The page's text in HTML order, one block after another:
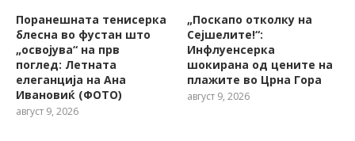
Поранешната тенисерка
блесна во фустан што
„освојува“ на прв
поглед: Летната
елеганција на Ана
Ивановиќ (ФОТО)
август 9, 2026
„Поскапо отколку на
Сејшелите!“:
Инфлуенсерка
шокирана од цените на
плажите во Црна Гора
август 9, 2026